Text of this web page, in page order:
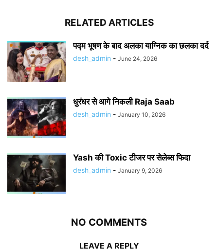
RELATED ARTICLES
पद्म भूषण के बाद अलका याग्निक का छलका दर्द
desh_admin - June 24, 2026
धुरंधर से आगे निकली Raja Saab
desh_admin - January 10, 2026
Yash की Toxic टीजर पर सेलेब्स फिदा
desh_admin - January 9, 2026
NO COMMENTS
LEAVE A REPLY